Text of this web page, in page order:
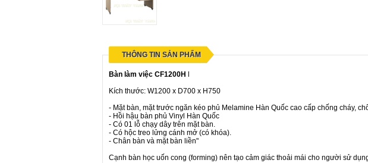
THÔNG TIN SẢN PHẨM
Bàn làm việc CF1200H
Kích thước: W1200 x D700 x H750
- Mặt bàn, mặt trước ngăn kéo phủ Melamine Hàn Quốc cao cấp chống cháy,
- Hồi hậu bàn phủ Vinyl Hàn Quốc
- Có 01 lỗ chạy dây trên mặt bàn.
- Có hộc treo lửng cánh mở (có khóa).
- Chân bàn và mặt bàn liền"
Cạnh bàn học uốn cong (forming) nên tạo cảm giác thoải mái cho người sử